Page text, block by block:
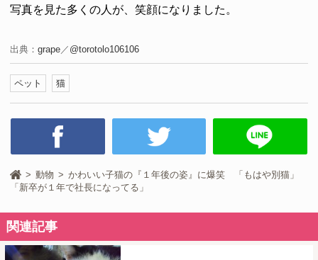
写真を見た多くの人が、笑顔になりました。
出典： grape ／ @torotolo106106
ペット 猫
動物
かわいい子猫の『１年後の姿』に爆笑 「もはや別猫」
「新卒が１年で社長になってる」
関連記事